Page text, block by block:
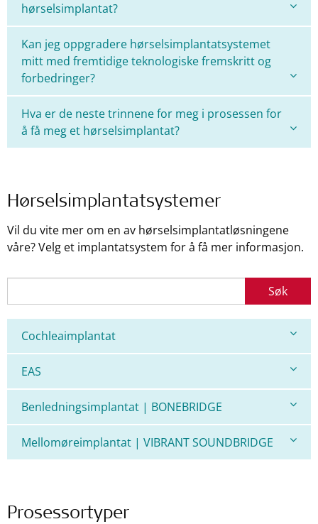
hørselsimplantat?
Kan jeg oppgradere hørselsimplantatsystemet
mitt med fremtidige teknologiske fremskritt og
forbedringer?
Hva er de neste trinnene for meg i prosessen for
å få meg et hørselsimplantat?
Hørselsimplantatsystemer
Vil du vite mer om en av hørselsimplantatløsningene
våre? Velg et implantatsystem for å få mer informasjon.
Søk
Cochleaimplantat
EAS
Benledningsimplantat | BONEBRIDGE
Mellomøreimplantat | VIBRANT SOUNDBRIDGE
Prosessortyper